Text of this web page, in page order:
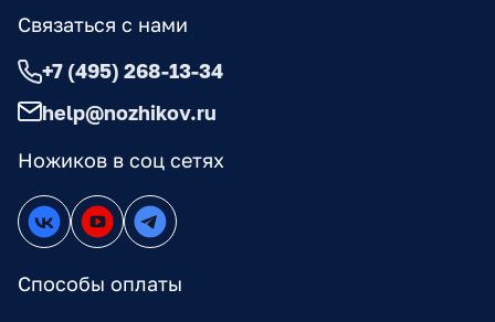
Ножиков в соц сетях
Способы оплаты
Связаться с нами
+7 (495) 268-13-34
help@nozhikov.ru